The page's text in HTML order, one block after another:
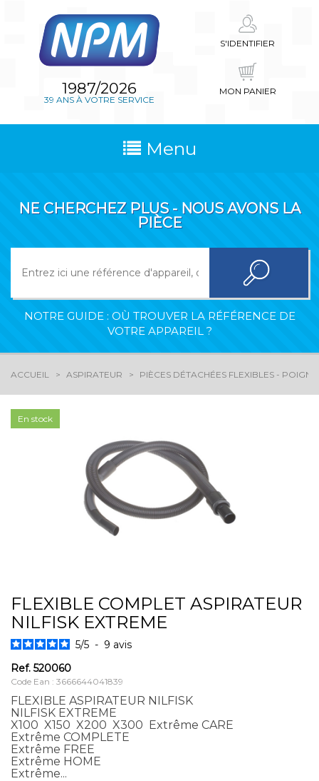
1987/2026
39 ANS À VOTRE SERVICE
S'IDENTIFIER
MON PANIER
Menu
NE CHERCHEZ PLUS - NOUS AVONS LA
PIÈCE
NOTRE GUIDE : OÙ TROUVER LA RÉFÉRENCE DE
VOTRE APPAREIL ?
ACCUEIL ASPIRATEUR PIÈCES DÉTACHÉES FLEXIBLES -
En stock
FLEXIBLE COMPLET ASPIRATEUR
NILFISK EXTREME
5/5 - 9 avis
Ref. 520060
Code Ean : 3666644041839
FLEXIBLE ASPIRATEUR NILFISK
NILFISK EXTREME
X100 X150 X200 X300 Extrême CARE
Extrême COMPLETE
Extrême FREE
Extrême HOME
Extrême...